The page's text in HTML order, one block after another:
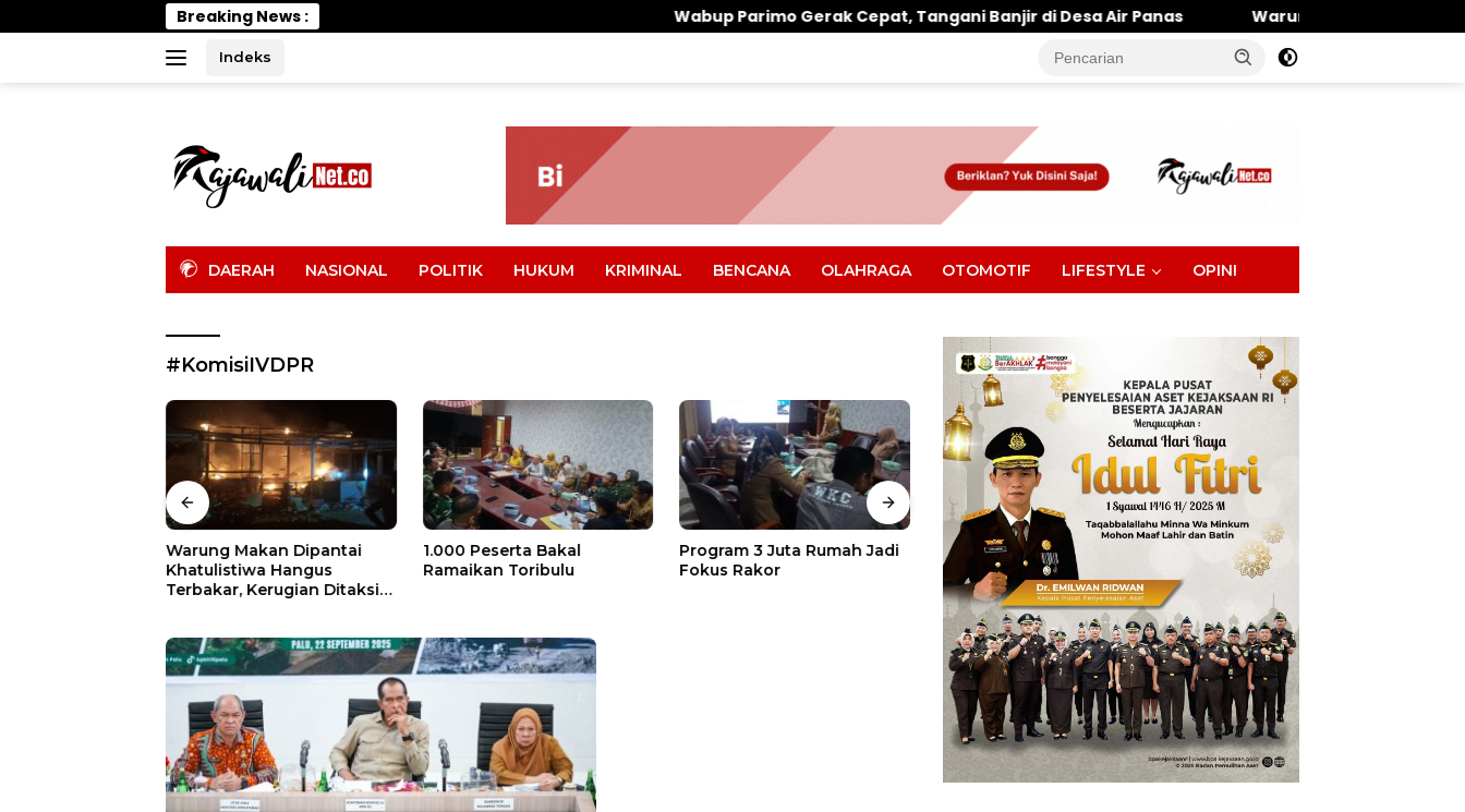
ke
Breaking News : Wabup Parimo Gerak Cepat, Tangani Banjir di Desa Air Panas Warung Makan Dipantai Khatulistiwa
Indeks
DAERAH NASIONAL POLITIK HUKUM KRIMINAL BENCANA OLAHRAGA OTOMOTIF LIFESTYLE OPINI
#KomisiIVDPR
Warung Makan Dipantai
Khatulistiwa Hangus
Terbakar, Kerugian Ditaksir
1.000 Peserta Bakal
Ramaikan Toribulu
Program 3 Juta Rumah Jadi
Fokus Rakor
Asep N. Mulyana Terima
Audiensi Wamen ESDM, Ada
Pesan Penting
Badan Diklat Kejaksaan
Cetak Agen Perubahan
Berbasis Risiko